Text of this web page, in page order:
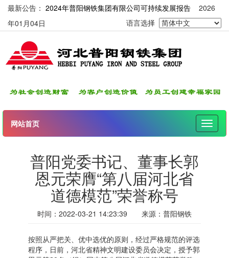
最新公告： 2024年普阳钢铁集团有限公司可持续发展报告 2026
年01月04日
语言选择
伸
缩
网站首页
普阳党委书记、董事长郭
恩元荣膺“第八届河北省
道德模范”荣誉称号
时间： 2022-03-21 14:23:39 来源： 普阳钢铁
按照从严把关、优中选优的原则，经过严格规范的评选
程序，日前，河北省精神文明建设委员会决定，授予郭